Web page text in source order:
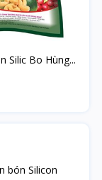
Silic Bo Hùng...
bón Silicon